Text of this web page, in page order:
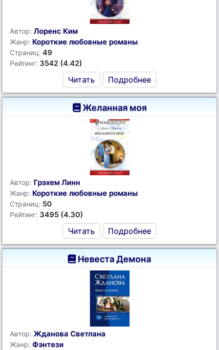
Автор: Лоренс Ким
Жанр: Короткие любовные романы
Страниц: 49
Рейтинг: 3542 (4.42)
Читать Подробнее
Желанная моя
Автор: Грэхем Линн
Жанр: Короткие любовные романы
Страниц: 50
Рейтинг: 3495 (4.30)
Читать Подробнее
Невеста Демона
Автор: Жданова Светлана
Жанр: Фэнтези